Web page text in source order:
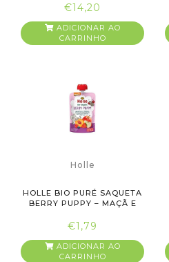
€14,20
ADICIONAR AO
CARRINHO
Holle
HOLLE BIO PURÉ SAQUETA
BERRY PUPPY – MAÇÃ E
€1,79
ADICIONAR AO
CARRINHO